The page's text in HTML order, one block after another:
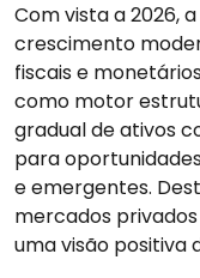
Com vista a 2026,
crescimento
fiscais e
como motor
gradual de ativos
para
e emergentes.
mercados
uma visão positiva